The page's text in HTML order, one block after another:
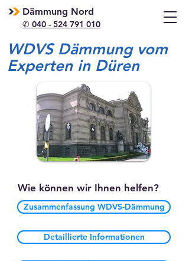
Dämmung Nord
✆ 040 - 524 791 010
WDVS Dämmung vom
Experten in Düren
Wie können wir Ihnen helfen?
Zusammenfassung WDVS-Dämmung
Detaillierte Informationen